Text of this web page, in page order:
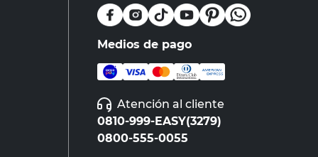
Medios de pago
Atención al cliente
0810-999-EASY(3279)
0800-555-0055